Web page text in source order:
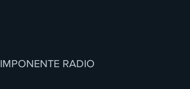
IMPONENTE RADIO